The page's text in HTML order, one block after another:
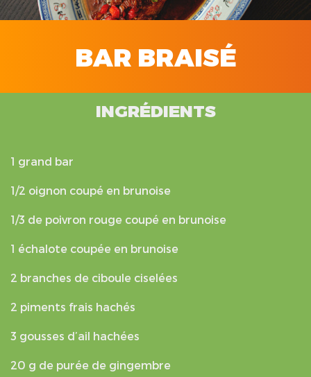
BAR BRAISÉ
INGRÉDIENTS
1 grand bar
1/2 oignon coupé en brunoise
1/3 de poivron rouge coupé en brunoise
1 échalote coupée en brunoise
2 branches de ciboule ciselées
2 piments frais hachés
3 gousses d’ail hachées
20 g de purée de gingembre